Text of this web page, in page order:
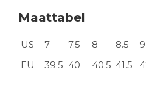
Maattabel
US 7 7.5 8 8.5 9
EU
39.5 40 40.5 41.5